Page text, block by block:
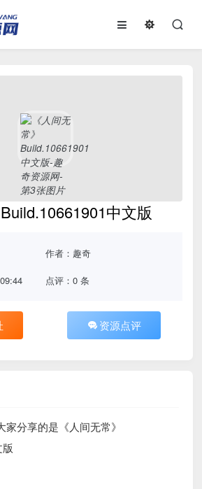
中文版
作者：趣奇
点评：0 条
资源点评
家分享的是《人间无常》
版